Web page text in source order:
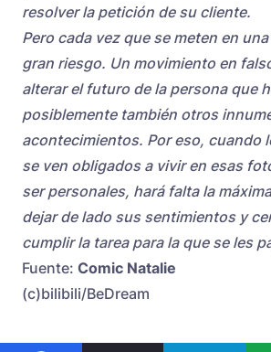
resolver la petición de su cliente.
Pero cada vez que se meten en
gran riesgo. Un movimiento en
alterar el futuro de la persona que
posiblemente también otros
acontecimientos. Por eso, cuando
se ven obligados a vivir en esas
ser personales, hará falta la
dejar de lado sus sentimientos y
cumplir la tarea para la que se les
Fuente: Comic Natalie
(c)bilibili/BeDream